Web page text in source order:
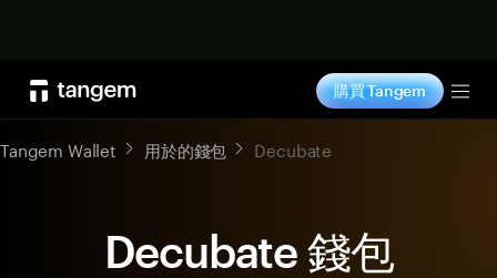
購買 Tangem
Tangem Wallet 用於的錢包 Decubate
Decubate 錢包